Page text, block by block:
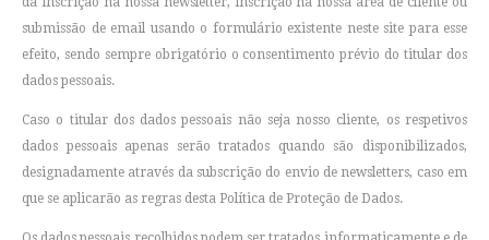
submissão de email usando o formulário existente neste site para esse
efeito, sendo sempre obrigatório o consentimento prévio do titular dos
dados pessoais.
Caso o titular dos dados pessoais não seja nosso cliente, os respetivos
dados pessoais apenas serão tratados quando são disponibilizados,
designadamente através da subscrição do envio de newsletters, caso em
que se aplicarão as regras desta Política de Proteção de Dados.